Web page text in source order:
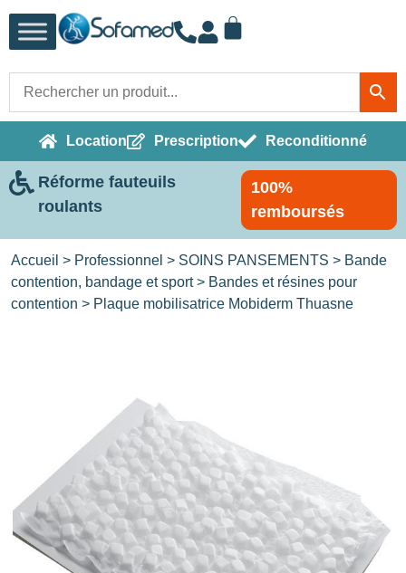
Location Prescription Reconditionné
Réforme fauteuils
roulants
100%
remboursés
Accueil > Professionnel > SOINS PANSEMENTS > Bande
contention, bandage et sport> Bandes et résines pour
contention > Plaque mobilisatrice Mobiderm Thuasne